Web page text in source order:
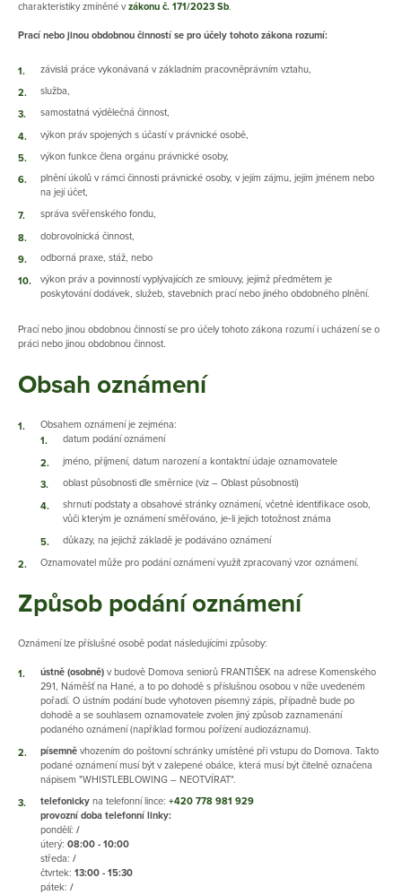
charakteristiky zmíněné vzákonu č. 171/2023 Sb.
Prací nebo jinou obdobnou činností se pro účely tohoto zákona rozumí:
závislá práce vykonávaná v základním pracovněprávním vztahu,
služba,
samostatná výdělečná činnost,
výkon práv spojených s účastí v právnické osobě,
výkon funkce člena orgánu právnické osoby,
plnění úkolů v rámci činnosti právnické osoby, v jejím zájmu, jejím jménem nebo
na její účet,
správa svěřenského fondu,
dobrovolnická činnost,
odborná praxe, stáž, nebo
výkon práv a povinností vyplývajících ze smlouvy, jejímž předmětem je
poskytování dodávek, služeb, stavebních prací nebo jiného obdobného plnění.​
Prací nebo jinou obdobnou činností se pro účely tohoto zákona rozumí i ucházení se o
práci nebo jinou obdobnou činnost.
Obsah oznámení
Obsahem oznámení je zejména:
datum podání oznámení
jméno, příjmení, datum narození a kontaktní údaje oznamovatele
oblast působnosti dle směrnice (viz – Oblast působnosti)
shrnutí podstaty a obsahové stránky oznámení, včetně identifikace osob,
vůči kterým je oznámení směřováno, je‑li jejich totožnost známa
důkazy, na jejichž základě je podáváno oznámení
Oznamovatel může pro podání oznámení využít zpracovaný vzor oznámení.
Způsob podání oznámení
Oznámení lze příslušné osobě podat následujícími způsoby:
ústně (osobně) v budově Domova seniorů FRANTIŠEK na adrese Komenského
291, Náměšť na Hané, a to po dohodě s příslušnou osobou v níže uvedeném
pořadí. O ústním podání bude vyhotoven písemný zápis, případně bude po
dohodě a se souhlasem oznamovatele zvolen jiný způsob zaznamenání
podaného oznámení (například formou pořízení audiozáznamu).
písemně vhozením do poštovní schránky umístěné při vstupu do Domova. Takto
podané oznámení musí být v zalepené obálce, která musí být čitelně označena
nápisem "WHISTLEBLOWING – NEOTVÍRAT".
telefonicky na telefonní lince: +420 778 981 929
provozní doba telefonní linky:
pondělí: /
úterý: 08:00 - 10:00
středa: /
čtvrtek: 13:00 - 15:30
pátek: /